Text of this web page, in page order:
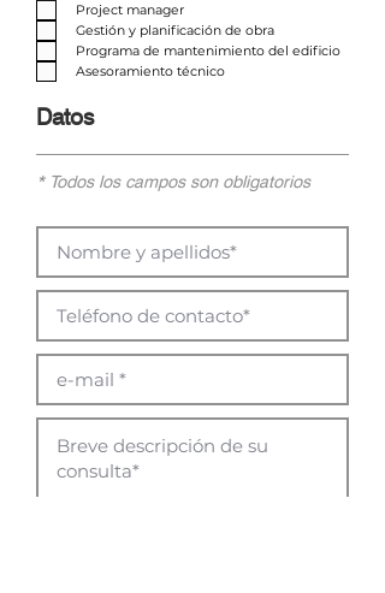
Project manager
Gestión y planificación de obra
Programa de mantenimiento del edificio
Asesoramiento técnico
Datos
* Todos los campos son obligatorios